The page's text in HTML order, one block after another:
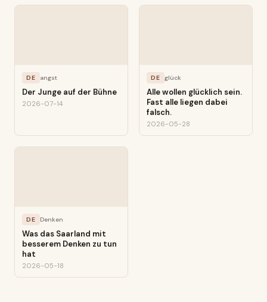
DE angst
Der Junge auf der Bühne
2026-07-14
DE glück
Alle wollen glücklich sein.
Fast alle liegen dabei
falsch.
2026-05-28
DE Denken
Was das Saarland mit
besserem Denken zu tun
hat
2026-05-18